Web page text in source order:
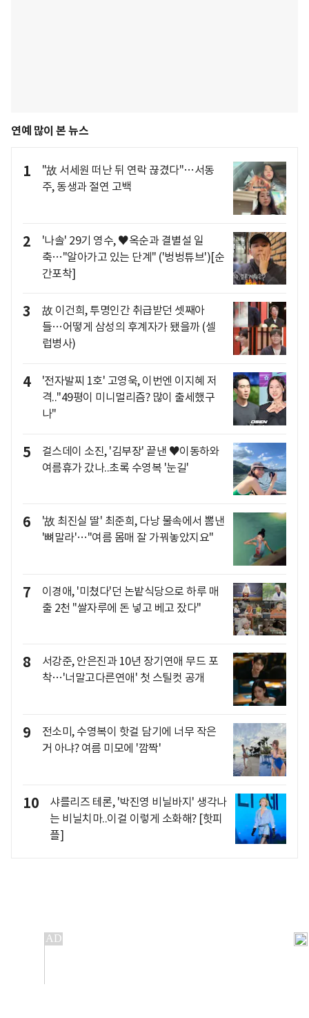
연예 많이 본 뉴스
1
"故 서세원 떠난 뒤 연락 끊겼다"…서동
주, 동생과 절연 고백
2
'나솔' 29기 영수, ♥옥순과 결별설 일
축…"알아가고 있는 단계" ('벙벙튜브')[순
간포착]
3
故 이건희, 투명인간 취급받던 셋째아
들…어떻게 삼성의 후계자가 됐을까 (셀
럽병사)
4
'전자발찌 1호' 고영욱, 이번엔 이지혜 저
격.."49평이 미니멀리즘? 많이 출세했구
나"
5
걸스데이 소진, '김부장' 끝낸 ♥이동하와
여름휴가 갔나..초록 수영복 '눈길'
6
'故 최진실 딸' 최준희, 다낭 물속에서 뽐낸
'뼈말라'…"여름 몸매 잘 가꿔놓았지요"
7
이경애, '미쳤다'던 논밭식당으로 하루 매
출 2천 "쌀자루에 돈 넣고 베고 잤다"
8
서강준, 안은진과 10년 장기연애 무드 포
착…'너말고다른연애' 첫 스틸컷 공개
9
전소미, 수영복이 핫걸 담기에 너무 작은
거 아냐? 여름 미모에 '깜짝'
10
샤를리즈 테론, '박진영 비닐바지' 생각나
는 비닐치마..이걸 이렇게 소화해? [핫피
플]